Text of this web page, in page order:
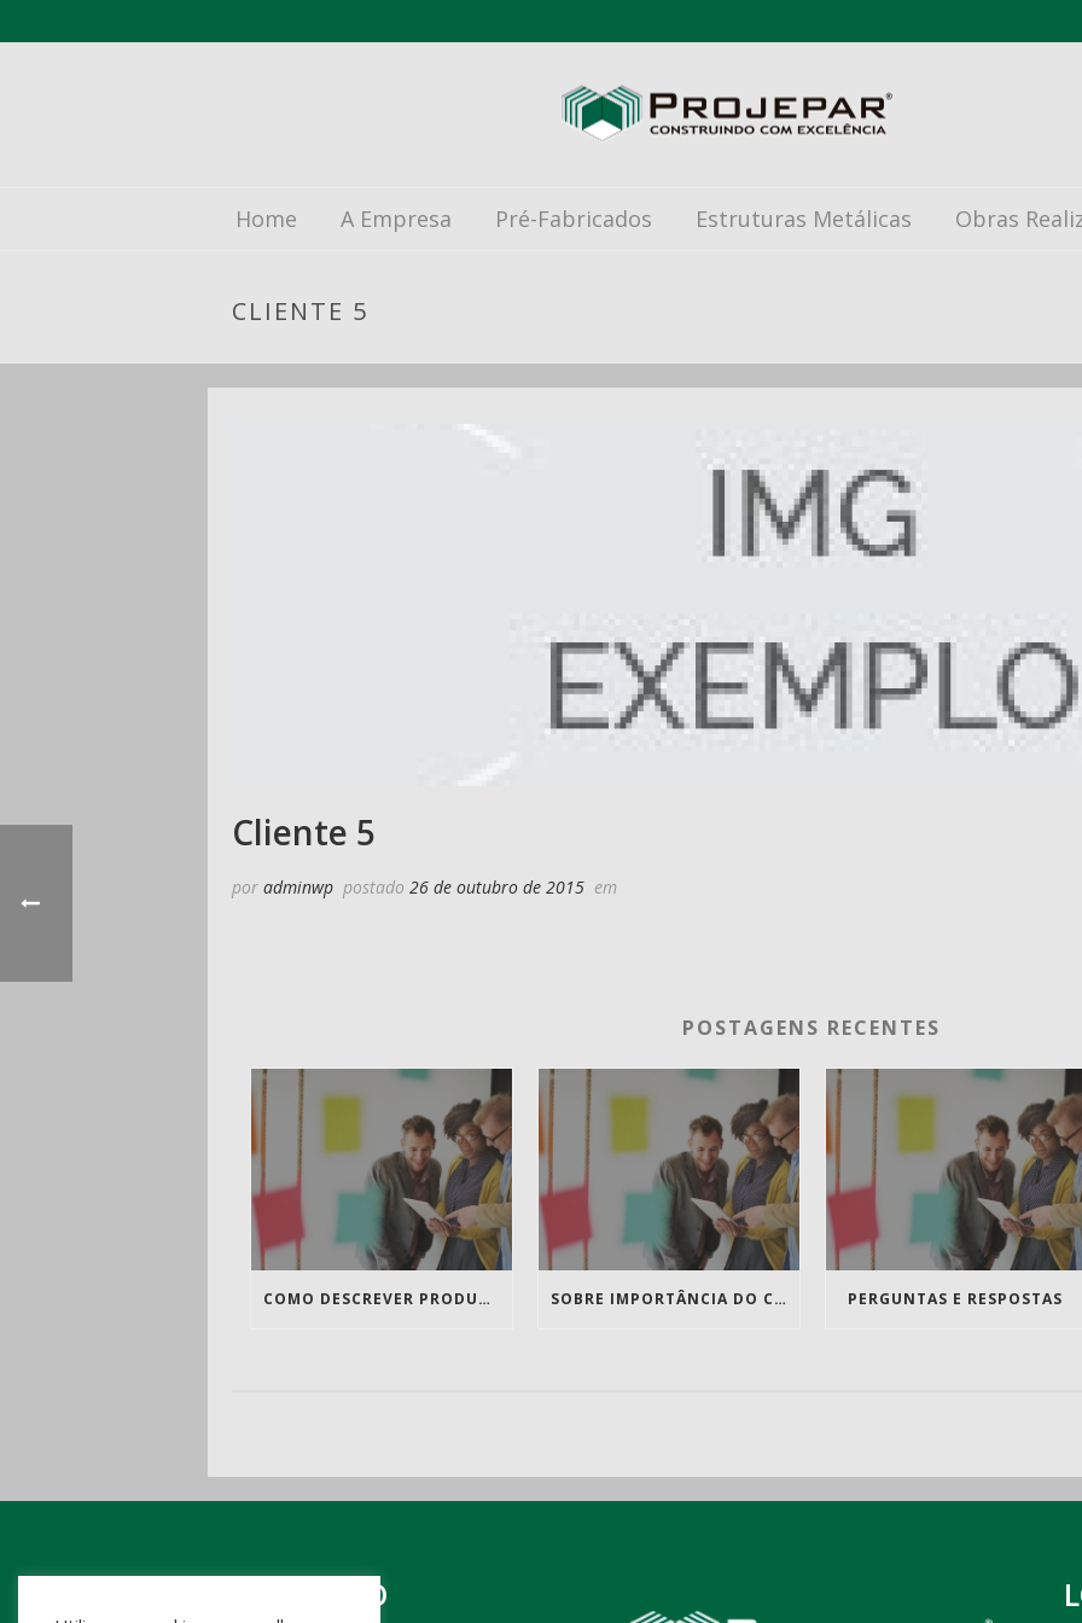
Home A Empresa Pré-Fabricados Estruturas Metálicas Obras
CLIENTE 5
Cliente 5
por adminwp postado 26 de outubro de 2015 em
POSTAGENS RECENTES
COMO DESCREVER PRODUTOS SOBRE IMPORTÂNCIA DO CONTEÚDO PERGUNTAS E RESPOSTAS
CONTATO